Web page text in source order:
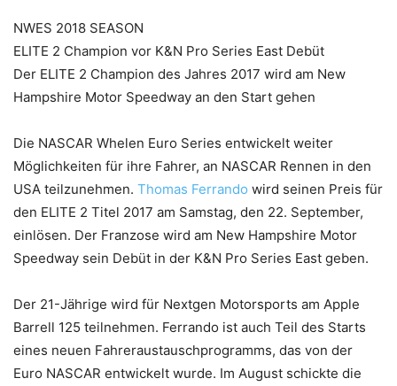
NWES 2018 SEASON
ELITE 2 Champion vor K&N Pro Series East Debüt
Der ELITE 2 Champion des Jahres 2017 wird am New
Hampshire Motor Speedway an den Start gehen
Die NASCAR Whelen Euro Series entwickelt weiter
Möglichkeiten für ihre Fahrer, an NASCAR Rennen in den
USA teilzunehmen. Thomas Ferrando wird seinen Preis für
den ELITE 2 Titel 2017 am Samstag, den 22. September,
einlösen. Der Franzose wird am New Hampshire Motor
Speedway sein Debüt in der K&N Pro Series East geben.
Der 21-Jährige wird für Nextgen Motorsports am Apple
Barrell 125 teilnehmen. Ferrando ist auch Teil des Starts
eines neuen Fahreraustauschprogramms, das von der
Euro NASCAR entwickelt wurde. Im August schickte die